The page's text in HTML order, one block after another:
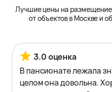
Лучшие цены на
от объектов в Москве и
3.0 оценка
В пансионате лежала
целом она довольна.